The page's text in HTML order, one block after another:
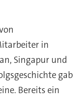
in
Singapur und
gab
Bereits ein